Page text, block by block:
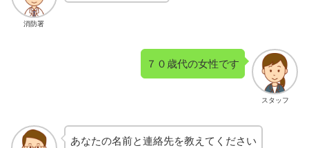
消防署
スタッフ
７０歳代の女性です
あなたの名前と連絡先を教えてください